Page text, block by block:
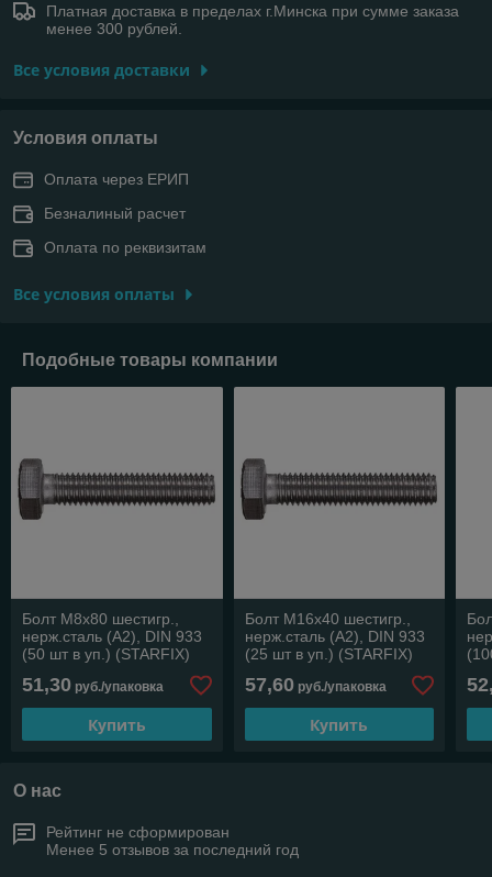
Платная доставка в пределах г.Минска при сумме заказа
менее 300 рублей.
Все условия доставки
Условия оплаты
Оплата через ЕРИП
Безналиный расчет
Оплата по реквизитам
Все условия оплаты
Подобные товары компании
Болт М8х80 шестигр.,
нерж.сталь (А2), DIN 933
(50 шт в уп.) (STARFIX)
51,30 руб./упаковка
Купить
Болт М16х40 шестигр.,
нерж.сталь (А2), DIN 933
(25 шт в уп.) (STARFIX)
57,60руб./упаковка
Купить
О нас
Рейтинг не сформирован
Менее 5 отзывов за последний год